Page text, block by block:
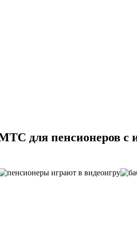
для пенсионеров с